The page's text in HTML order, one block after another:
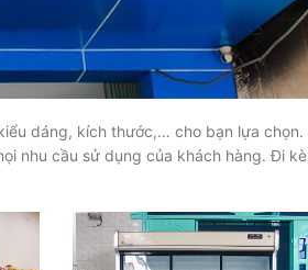
dáng, kích thước,… cho bạn lựa chọn.
nhu cầu sử dụng của khách hàng. Đi